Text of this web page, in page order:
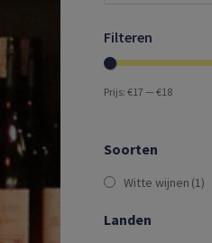
Filteren
Prijs:€17 —€18
Soorten
Witte wijnen (1)
Landen